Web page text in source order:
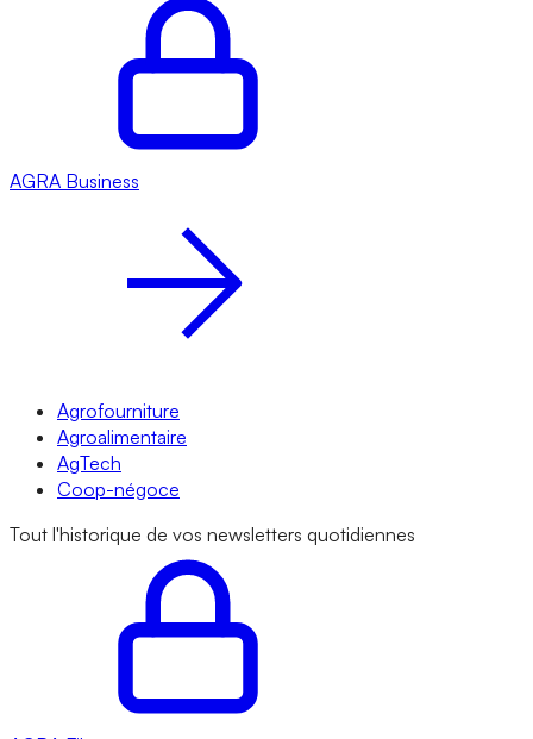
AGRA Business
Agrofourniture
Agroalimentaire
AgTech
Coop-négoce
Tout l'historique de vos newsletters quotidiennes